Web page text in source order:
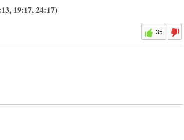
19:17, 24:17)
35